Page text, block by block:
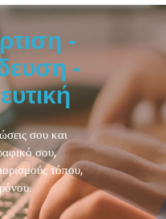
-
-
σου και
σου,
τόπου,